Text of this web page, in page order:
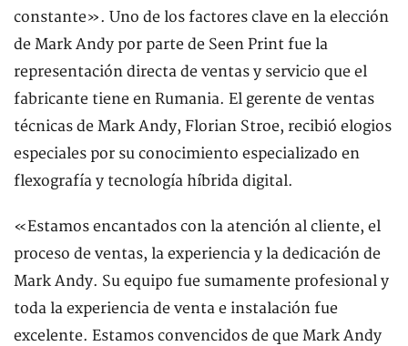
constante». Uno de los factores clave en la elección
de Mark Andy por parte de Seen Print fue la
representación directa de ventas y servicio que el
fabricante tiene en Rumania. El gerente de ventas
técnicas de Mark Andy, Florian Stroe, recibió elogios
especiales por su conocimiento especializado en
flexografía y tecnología híbrida digital.
«Estamos encantados con la atención al cliente, el
proceso de ventas, la experiencia y la dedicación de
Mark Andy. Su equipo fue sumamente profesional y
toda la experiencia de venta e instalación fue
excelente. Estamos convencidos de que Mark Andy